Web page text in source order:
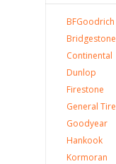
BFGoodrich
Bridgestone
Continental
Dunlop
Firestone
General Tire
Goodyear
Hankook
Kormoran